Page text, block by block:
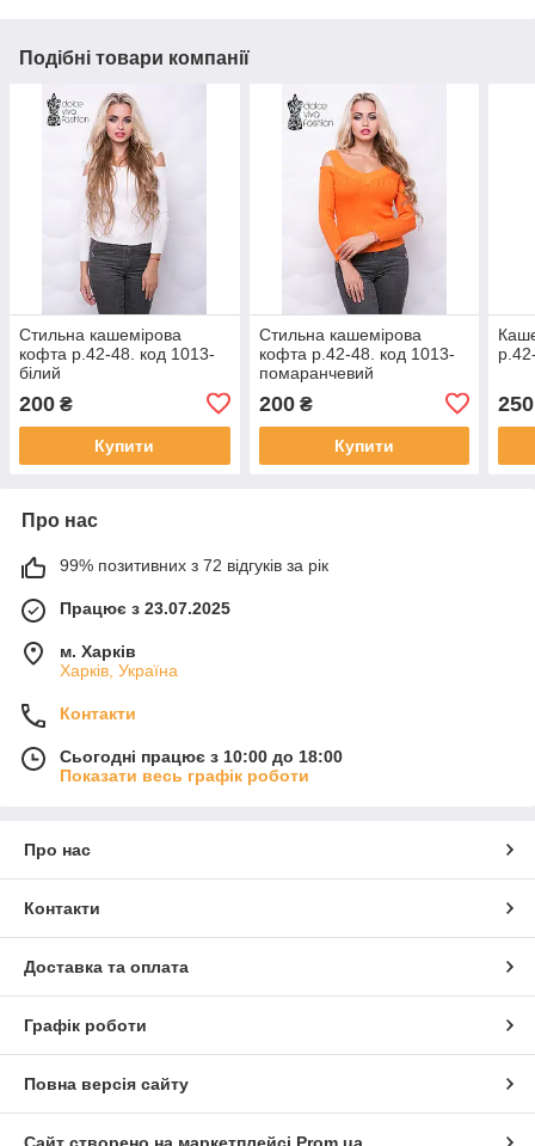
Подібні товари компанії
Стильна кашемірова
кофта р.42-48. код 1013-
білий
200 ₴
Купити
Стильна кашемірова
кофта р.42-48. код 1013-
помаранчевий
200₴
Купити
250
Про нас
99% позитивних з 72 відгуків за рік
Працює з 23.07.2025
м. Харків
Харків, Україна
Контакти
Сьогодні працює з 10:00 до 18:00
Показати весь графік роботи
Про нас
Контакти
Доставка та оплата
Графік роботи
Повна версія сайту
Сайт створено на маркетплейсі Prom.ua